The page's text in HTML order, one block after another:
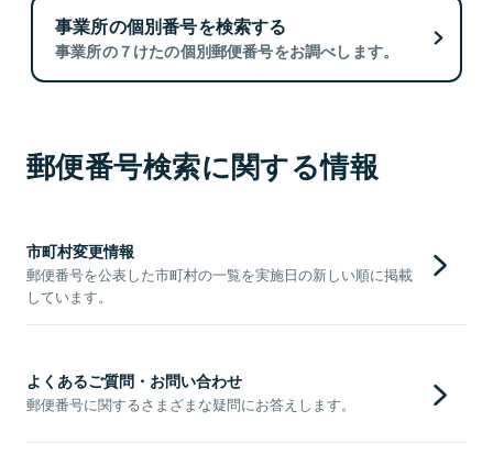
事業所の個別番号を検索する
事業所の７けたの個別郵便番号をお調べします。
郵便番号検索に関する情報
市町村変更情報
郵便番号を公表した市町村の一覧を実施日の新しい順に掲載
しています。
よくあるご質問・お問い合わせ
郵便番号に関するさまざまな疑問にお答えします。